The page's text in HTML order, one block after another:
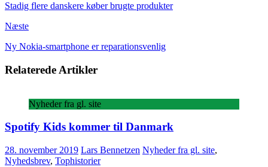
Stadig flere danskere køber brugte produkter
Næste
Ny Nokia-smartphone er reparationsvenlig
Relaterede Artikler
Nyheder fra gl. site
Spotify Kids kommer til Danmark
28. november 2019 Lars Bennetzen Nyheder fra gl. site,
Nyhedsbrev, Tophistorier